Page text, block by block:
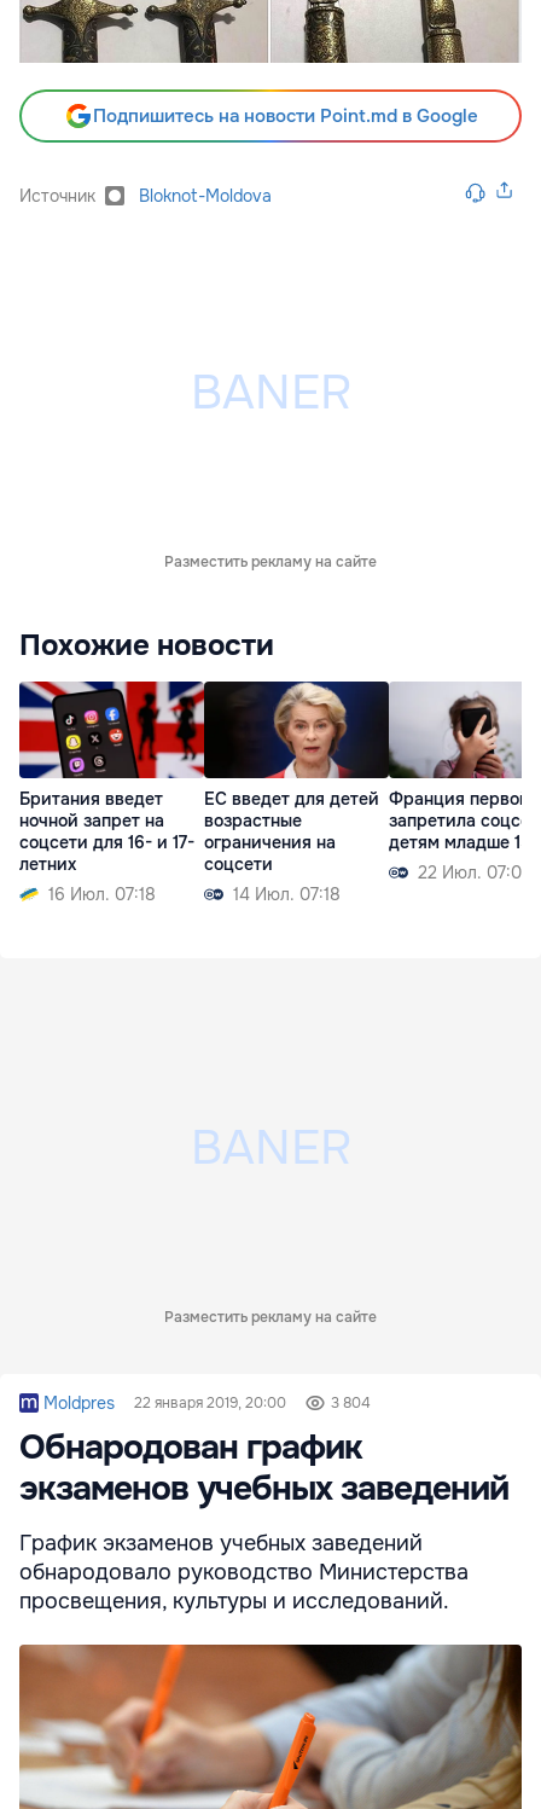
Подпишитесь на новости Point.md в Google
Источник Bloknot-Moldova
Разместить рекламу на сайте
Похожие новости
Британия введет
ночной запрет на
соцсети для 16- и 17-
летних
16 Июл. 07:18
ЕС введет для детей
возрастные
ограничения на
соцсети
14 Июл. 07:18
Франция первой
запретила
детям младше 15
22 Июл. 07:09
Разместить рекламу на сайте
Moldpres 22 января 2019, 20:00 3 804
Обнародован график
экзаменов учебных заведений
График экзаменов учебных заведений
обнародовало руководство Министерства
просвещения, культуры и исследований.